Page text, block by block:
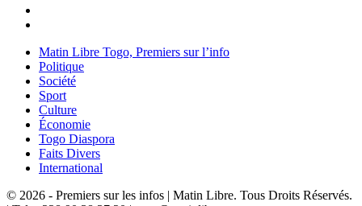
Matin Libre Togo, Premiers sur l’info
Politique
Société
Sport
Culture
Économie
Togo Diaspora
Faits Divers
International
© 2026 - Premiers sur les infos | Matin Libre. Tous Droits Réservés.